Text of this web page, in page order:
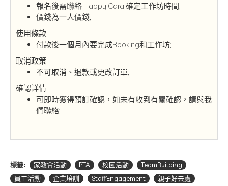
報名後需聯絡 Happy Cara 確定工作坊時間;
價錢為一人價錢;
使用條款
付款後一個月內要完成Booking和工作坊;
取消政策
不可取消、退款或更改訂單;
確認詳情
可即時獲得預訂確認，如未有收到有關確認，請與我
們聯絡;
標籤: 家教會活動 PTA 校園活動
TeamBuilding
員工活動
企業培訓 StaffEngagement
親子好去處